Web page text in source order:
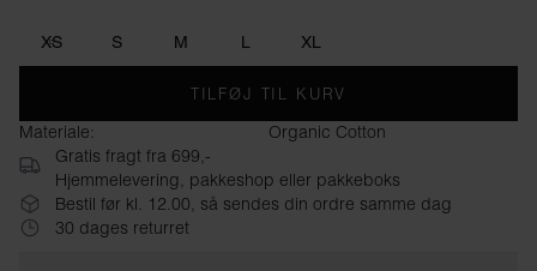
XS S M L XL
TILFØJ TIL KURV
Materiale:
Organic Cotton
Gratis fragt fra 699,-
Hjemmelevering, pakkeshop eller pakkeboks
Bestil før kl. 12.00, så sendes din ordre samme dag
30 dages returret